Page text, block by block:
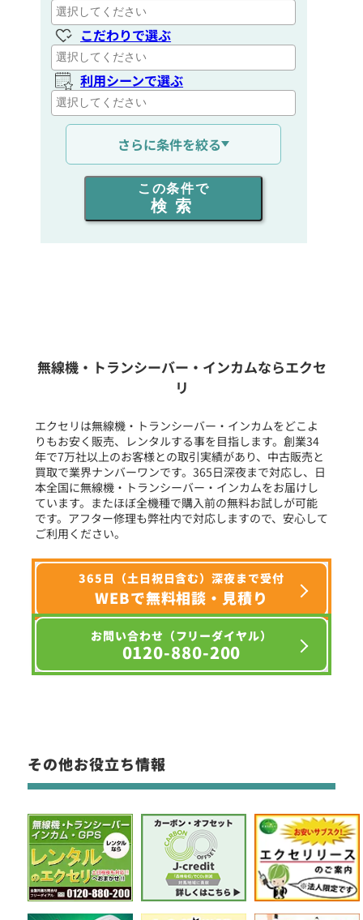
こだわりで選ぶ
利用シーンで選ぶ
通信距離を選ぶ
出力を選ぶ
同時通話人数を選ぶ
フリーワード入力(製品名等)
選択条件をリセット
さらに条件を絞る
この条件で
検索
無線機・トランシーバー・インカムならエクセ
リ
エクセリは無線機・トランシーバー・インカムをどこよ
りもお安く販売、レンタルする事を目指します。創業34
年で7万社以上のお客様との取引実績があり、中古販売と
買取で業界ナンバーワンです。365日深夜まで対応し、日
本全国に無線機・トランシーバー・インカムをお届けし
ています。またほぼ全機種で購入前の無料お試しが可能
です。アフター修理も弊社内で対応しますので、安心して
ご利用ください。
365日（土日祝日含む）深夜まで受付
WEBで無料相談・見積り
お問い合わせ（フリーダイヤル）
0120-880-200
その他お役立ち情報